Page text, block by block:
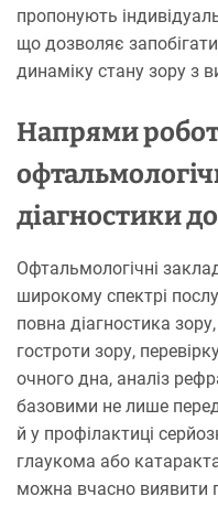
пропонують
що дозволяє
динаміку стану зору з
Напрями
діагностики до
Офтальмологічні
широкому спектрі
повна діагностика
гостроти зору,
очного дна, аналіз
базовими не лише
й у профілактиці
глаукома або
можна вчасно виявити